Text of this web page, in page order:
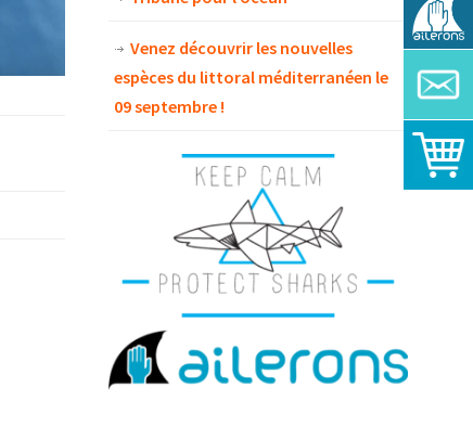
Venez découvrir les nouvelles
espèces du littoral méditerranéen le
09 septembre !